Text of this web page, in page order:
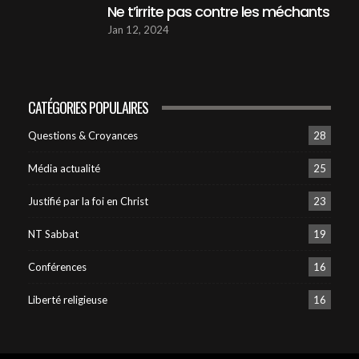
ARMAGEDDON - Amérique, Asie, Afrique,
Europe, Quelles implications ?
57:46
22
49:34
23
écrit ?
24
Ne t’irrite pas contre les méchants
Jan 12, 2024
CATÉGORIES POPULAIRES
Questions & Croyances 28
Média actualité 25
Justifié par la foi en Christ 23
NT Sabbat 19
Conférences 16
Liberté religieuse 16